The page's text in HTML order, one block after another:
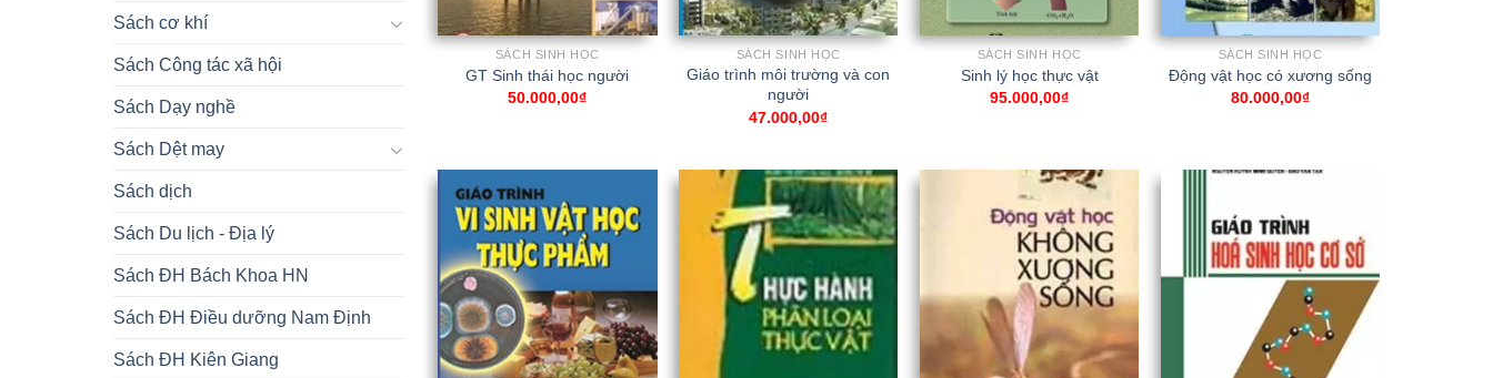
Sách cơ khí
Sách Công tác xã hội
Sách Dạy nghề
Sách Dệt may
Sách dịch
Sách Du lịch - Địa lý
Sách ĐH Bách Khoa HN
Sách ĐH Điều dưỡng Nam Định
Sách ĐH Kiên Giang
SÁCH SINH HỌC
GT Sinh thái học người
50.000,00₫
SÁCH SINH HỌC
Giáo trình môi trường và con
người
47.000,00₫
SÁCH SINH HỌC
Sinh lý học thực vật
95.000,00₫
SÁCH SINH HỌC
Động vật học có xương sống
80.000,00₫